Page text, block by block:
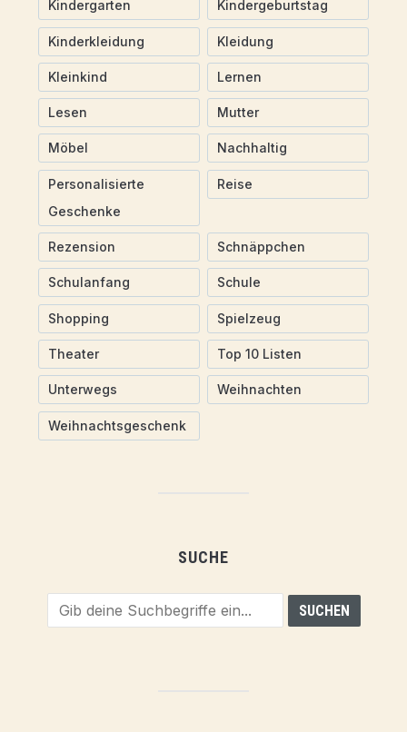
Kindergarten Kindergeburtstag
Kinderkleidung Kleidung
Kleinkind Lernen
Lesen Mutter
Möbel Nachhaltig
Personalisierte
Geschenke
Reise
Rezension Schnäppchen
Schulanfang Schule
Shopping Spielzeug
Theater Top 10 Listen
Unterwegs Weihnachten
Weihnachtsgeschenk
SUCHE